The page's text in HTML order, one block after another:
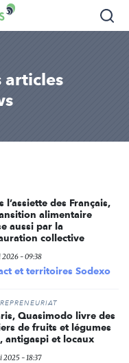
articles
l’assiette des Français,
alimentaire
aussi par la
collective
2026 - 09:38
et territoires Sodexo
Quasimodo livre des
de fruits et légumes
antigaspi et locaux
2025 - 18:37